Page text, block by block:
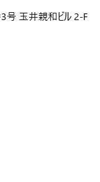
玉井親和ビル 2-F